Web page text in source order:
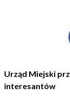
Urząd Miejski
interesantów